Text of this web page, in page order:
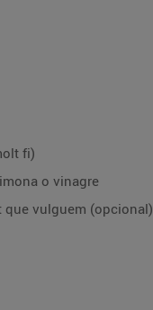
fi)
o vinagre
vulguem (opcional)